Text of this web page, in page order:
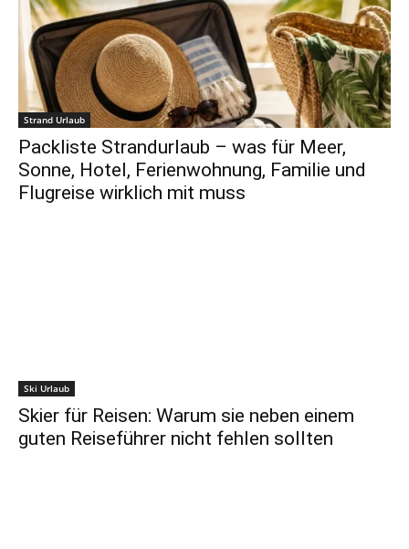
Strand Urlaub
Packliste Strandurlaub – was für Meer,
Sonne, Hotel, Ferienwohnung, Familie und
Flugreise wirklich mit muss
Ski Urlaub
Skier für Reisen: Warum sie neben einem
guten Reiseführer nicht fehlen sollten